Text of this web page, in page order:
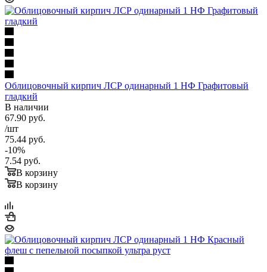
Облицовочный кирпич ЛСР одинарный 1 НФ Графитовый
гладкий
В наличии
67.90 руб.
/шт
75.44 руб.
-10%
7.54 руб.
В корзину
В корзину